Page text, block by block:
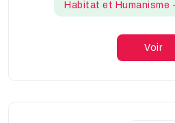
Habitat et Humanisme
Voir